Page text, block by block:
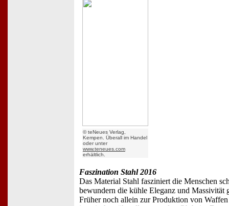
© teNeues Verlag,
Kempen. Überall im Handel
oder unter
www.teneues.com
erhältlich.
Faszination Stahl 2016
Das Material Stahl fasziniert die Menschen
bewundern die kühle Eleganz und Massivität
Früher noch allein zur Produktion von